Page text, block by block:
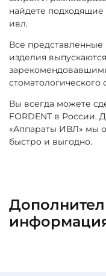
найдете
ивл.
Все
изделия
стоматологического
Вы всегда можете
FORDENT в России.
«Аппараты ИВЛ» мы
быстро и выгодно.